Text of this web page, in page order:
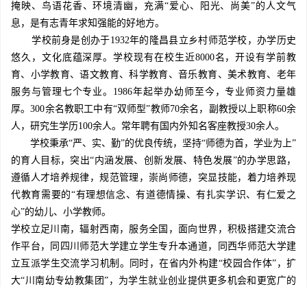
掩映、鸟语花香、环境清幽，充满“爱心、阳光、尚美”的人文气
息，是有志青年求知强能的好地方。
学校前身是创办于1932年的隆昌县立乡村师范学校，办学历史
悠久，文化底蕴深厚。学校现有在校生近8000名，开设有学前教
育、小学教育、语文教育、科学教育、音乐教育、美术教育、老年
服务与管理七个专业。1986年起举办幼师至今，专业师资力量雄
厚。300余名教职工中有“双师型”教师70余名，副教授以上职称60余
人，研究生学历100余人。常年聘有国内外知名客座教授30余人。
学校秉承“严、实、勤”的优良传统，坚持“师德为首，学业为上”
的育人目标，突出“内涵发展、创新发展、特色发展”的办学思路，
遵循人才培养规律，规范管理，崇尚师德，突显技能，着力培养现
代教育需要的“有理想信念、有道德情操、有扎实学识、有仁爱之
心”的幼儿、小学教师。
学校立足川南，辐射西南，服务全国，面向世界，积极搭建交流合
作平台，同四川师范大学建立学生专升本通道，同西华师范大学建
立互派学生交流学习机制。同时，在省内外构建“校园合作体”，扩
大“川南幼专幼教集团”，为学生就业创业提供更多机会和更宽广的